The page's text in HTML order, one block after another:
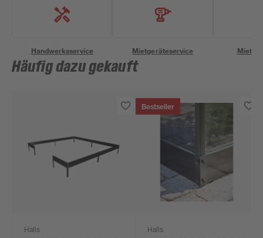
Handwerksservice Mietgeräteservice
Häufig dazu gekauft
Halls
Bestseller
Halls